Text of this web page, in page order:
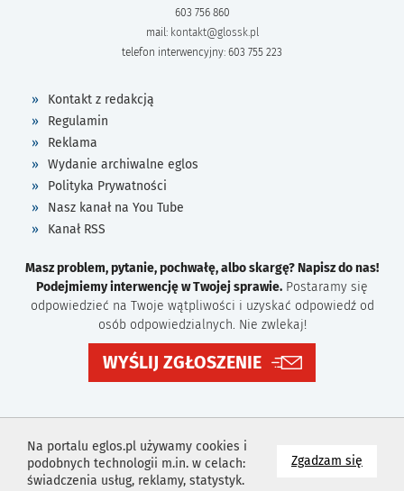
Zgadzam się
Na portalu eglos.pl używamy cookies i
podobnych technologii m.in. w celach:
świadczenia usług, reklamy, statystyk.
603 756 860
mail: kontakt@glossk.pl
telefon interwencyjny: 603 755 223
Kontakt z redakcją
Regulamin
Reklama
Wydanie archiwalne eglos
Polityka Prywatności
Nasz kanał na You Tube
Kanał RSS
Masz problem, pytanie, pochwałę, albo skargę? Napisz do nas!
Podejmiemy interwencję w Twojej sprawie. Postaramy się
odpowiedzieć na Twoje wątpliwości i uzyskać odpowiedź od
osób odpowiedzialnych. Nie zwlekaj!
WYŚLIJ ZGŁOSZENIE